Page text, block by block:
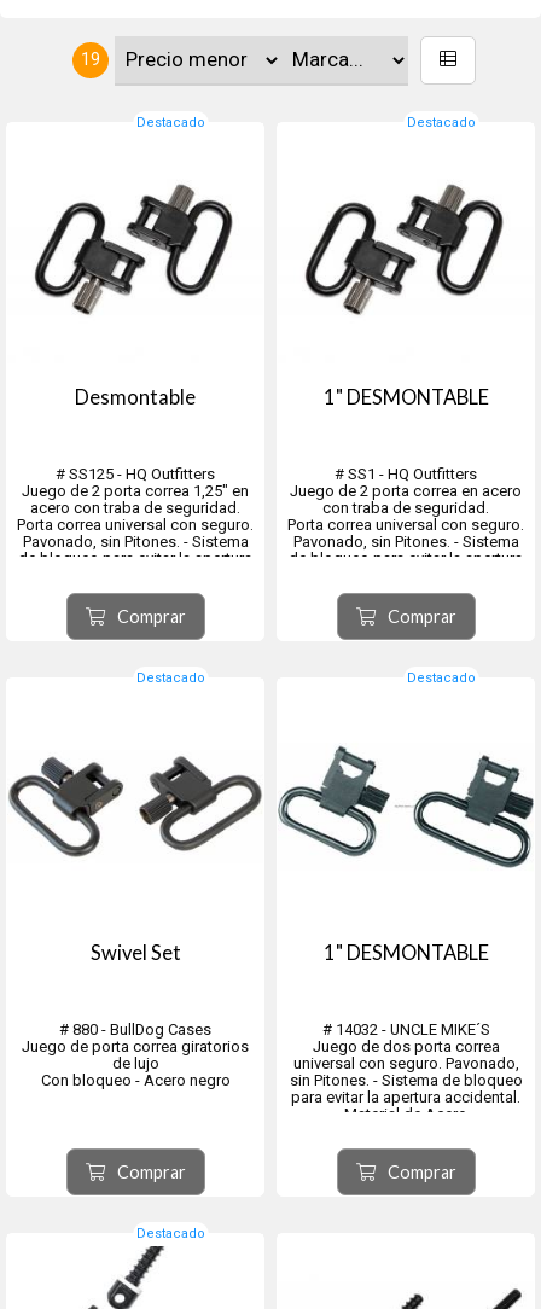
19
Destacado
Desmontable
# SS125 - HQ Outfitters
Juego de 2 porta correa 1,25" en
acero con traba de seguridad.
Porta correa universal con seguro.
Pavonado, sin Pitones. - Sistema
de bloqueo para evitar la apertura
Comprar
Destacado
1" DESMONTABLE
# SS1 - HQ Outfitters
Juego de 2 porta correa en acero
con traba de seguridad.
Porta correa universal con seguro.
Pavonado, sin Pitones. - Sistema
de bloqueo para evitar la apertura
Comprar
Destacado
Swivel Set
# 880 - BullDog Cases
Juego de porta correa giratorios
de lujo
Con bloqueo - Acero negro
Comprar
Destacado
1" DESMONTABLE
# 14032 - UNCLE MIKE´S
Juego de dos porta correa
universal con seguro. Pavonado,
sin Pitones. - Sistema de bloqueo
para evitar la apertura accidental.
Material de Acero
Comprar
Destacado